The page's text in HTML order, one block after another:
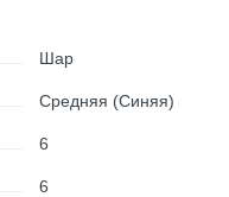
Шар
Средняя (Синяя)
6
6